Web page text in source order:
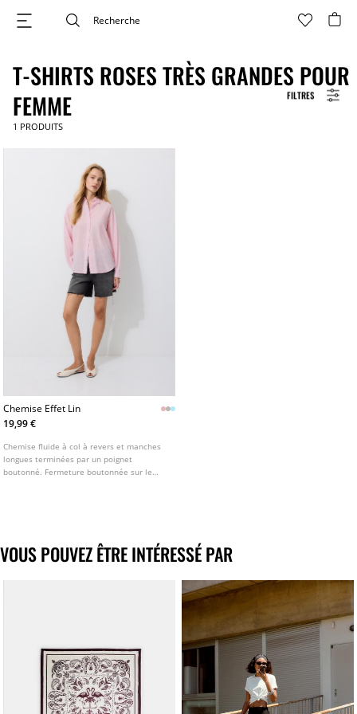
FILTRES
T-SHIRTS ROSES TRÈS GRANDES POUR
FEMME
1 PRODUITS
Chemise Effet Lin
19,99 €
Chemise fluide à col à revers et manches
longues terminées par un poignet
boutonné. Fermeture boutonnée sur le
VOUS POUVEZ ÊTRE INTÉRESSÉ PAR